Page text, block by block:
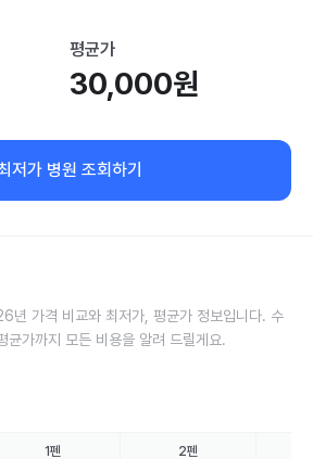
평균가
30,000원
저가 병원 조회하기
가격 비교와 최저가, 평균가 정보입니다. 수
균가까지 모든 비용을 알려 드릴게요.
1펜 2펜